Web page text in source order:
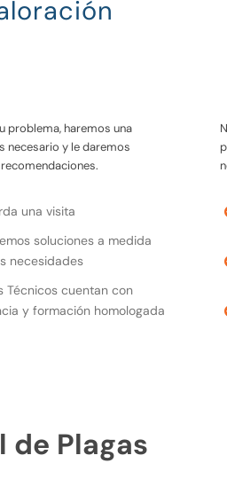
problema, haremos una
necesario y le daremos
una visita
soluciones a medida
necesidades
Técnicos cuentan con
y formación homologada
de Plagas